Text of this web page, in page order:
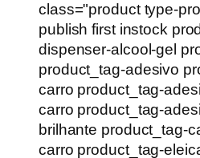
class="product type-
publish first instock
dispenser-alcool-gel
product_tag-adesivo
carro product_tag-
carro product_tag-
brilhante product_tag-
carro product_tag-